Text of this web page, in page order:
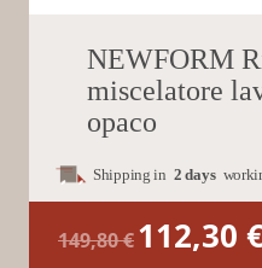
NEWFORM
miscelatore
opaco
Shipping in 2 days
149,80€ Il
prezzo
originale
112,30